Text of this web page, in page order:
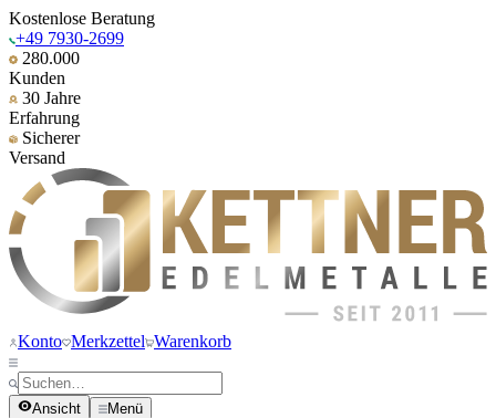
Kostenlose Beratung
+49 7930-2699
280.000
Kunden
30 Jahre
Erfahrung
Sicherer
Versand
Konto Merkzettel Warenkorb
Ansicht Menü